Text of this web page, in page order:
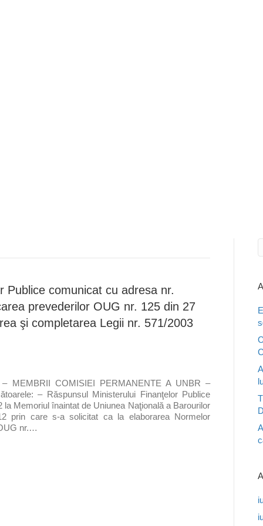
Publice comunicat cu adresa nr.
prevederilor OUG nr. 125 din 27
şi completarea Legii nr. 571/2003
MEMBRII COMISIEI PERMANENTE A UNBR –
– Răspunsul Ministerului Finanţelor Publice
Memoriul înaintat de Uniunea Naţională a Barourilor
prin care s-a solicitat ca la elaborarea Normelor
nr.…